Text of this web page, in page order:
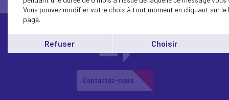
Contactez-nous
Vous pouvez modifier votre choix à tout moment en cliquant sur le
page.
Refuser Choisir